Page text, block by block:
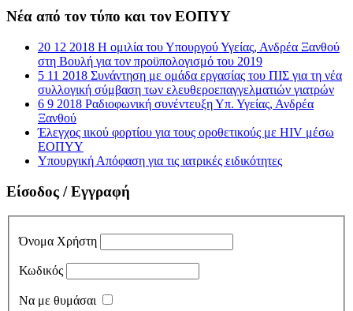
Νέα από τον τύπο και τον ΕΟΠΥΥ
20 12 2018 Η ομιλία του Υπουργού Υγείας, Ανδρέα Ξανθού
στη Βουλή για τον προϋπολογισμό του 2019
5 11 2018 Συνάντηση με ομάδα εργασίας του ΠΙΣ για τη νέα
συλλογική σύμβαση των ελευθεροεπαγγελματιών γιατρών
6 9 2018 Ραδιοφωνική συνέντευξη Υπ. Υγείας, Ανδρέα
Ξανθού
Έλεγχος ιικού φορτίου για τους οροθετικούς με HIV μέσω
ΕΟΠΥΥ
Υπουργική Απόφαση για τις ιατρικές ειδικότητες
Είσοδος / Εγγραφή
Όνομα Χρήστη
Κωδικός
Να με θυμάσαι